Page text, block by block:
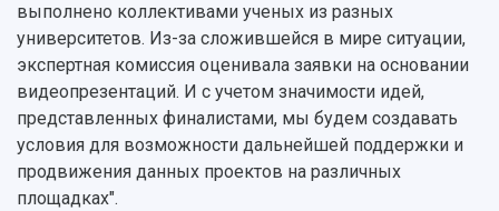
выполнено коллективами ученых из разных
университетов. Из-за сложившейся в мире ситуации,
экспертная комиссия оценивала заявки на основании
видеопрезентаций. И с учетом значимости идей,
представленных финалистами, мы будем создавать
условия для возможности дальнейшей поддержки и
продвижения данных проектов на различных
площадках".